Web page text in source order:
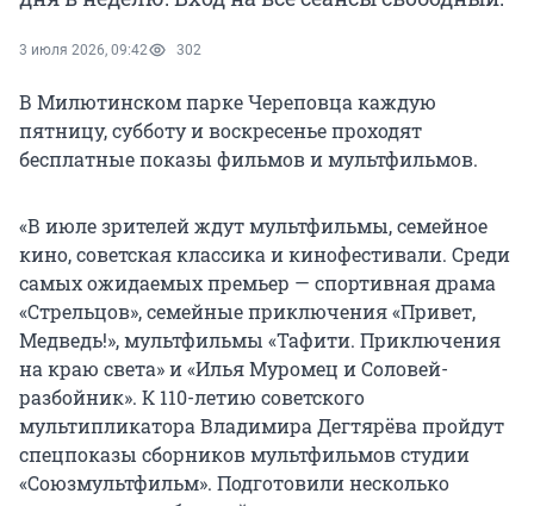
3 июля 2026, 09:42 302
В Милютинском парке Череповца каждую
пятницу, субботу и воскресенье проходят
бесплатные показы фильмов и мультфильмов.
«В июле зрителей ждут мультфильмы, семейное
кино, советская классика и кинофестивали. Среди
самых ожидаемых премьер — спортивная драма
«Стрельцов», семейные приключения «Привет,
Медведь!», мультфильмы «Тафити. Приключения
на краю света» и «Илья Муромец и Соловей-
разбойник». К 110-летию советского
мультипликатора Владимира Дегтярёва пройдут
спецпоказы сборников мультфильмов студии
«Союзмультфильм». Подготовили несколько